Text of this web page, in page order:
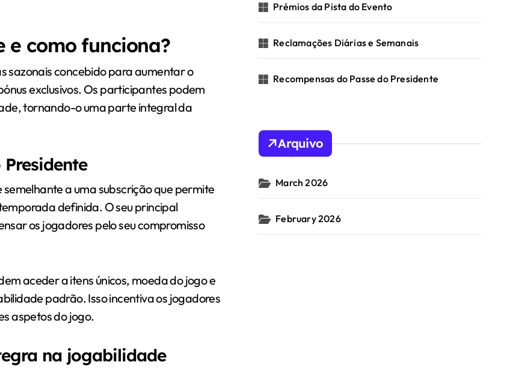
e como funciona?
sazonais concebido para aumentar o
exclusivos. Os participantes podem
tornando-o uma parte integral da
a uma subscrição que permite
definida. O seu principal
os jogadores pelo seu compromisso
aceder a itens únicos, moeda do jogo e
padrão. Isso incentiva os jogadores
aspetos do jogo.
na jogabilidade
Prémios da Pista do Evento
Reclamações Diárias e Semanais
Recompensas do Passe do Presidente
Arquivo
March 2026
February 2026